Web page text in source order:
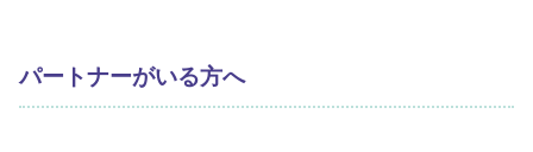
パートナーがいる方へ